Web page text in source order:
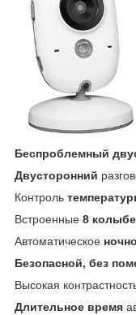
Беспроблемный
Двусторонний
Контроль
Встроенные 8
Автоматическое
Безопасной, без
Высокая
Длительное время